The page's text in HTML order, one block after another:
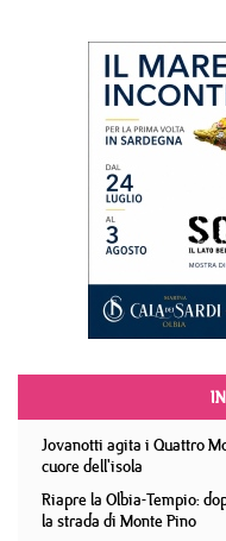
Jovanotti agita i Quattro
cuore dell'isola
Riapre la Olbia-Tempio:
la strada di Monte Pino